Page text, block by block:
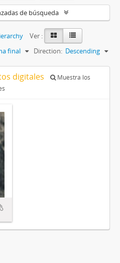
de búsqueda
Ver :
final Direction: Descending
digitales
Muestra los